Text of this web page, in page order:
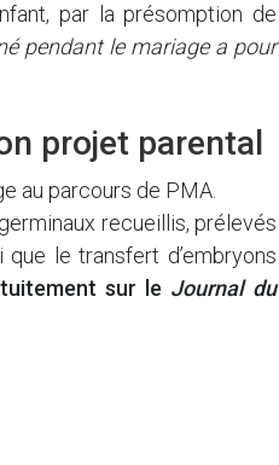
par la présomption de
pendant le mariage a pour
projet parental
au parcours de PMA.
recueillis, prélevés
le transfert d’embryons
sur le Journal du